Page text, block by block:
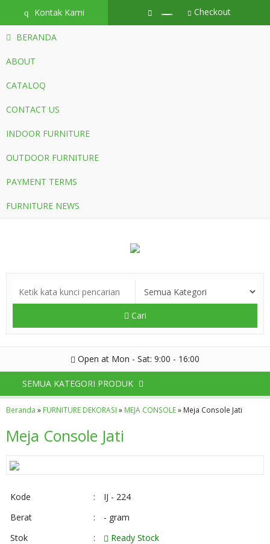
q Kontak Kami Checkout
BERANDA
ABOUT
CATALOQ
CONTACT US
INDOOR FURNITURE
OUTDOOR FURNITURE
PAYMENT TERMS
FURNITURE NEWS
Cari
Open at Mon - Sat: 9:00 - 16:00
SEMUA KATEGORI PRODUK
Beranda » FURNITURE DEKORASI » MEJA CONSOLE» Meja Console Jati
Meja Console Jati
Kode :
IJ - 224
Berat
:
- gram
Stok
:
Ready Stock